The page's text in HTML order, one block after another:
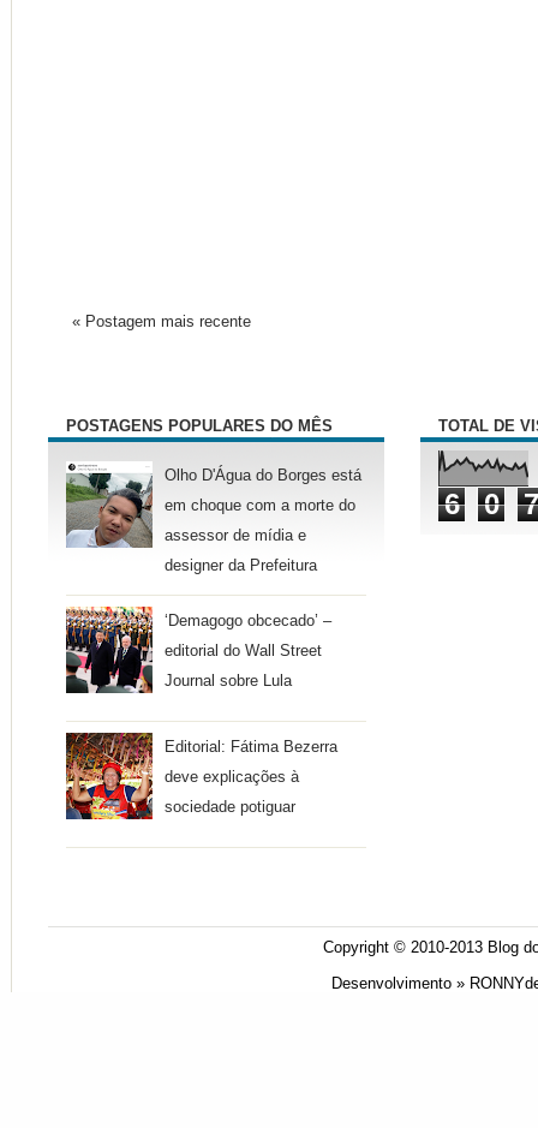
« Postagem mais recente
POSTAGENS POPULARES DO MÊS
Olho D'Água do Borges está
em choque com a morte do
assessor de mídia e
designer da Prefeitura
‘Demagogo obcecado’ –
editorial do Wall Street
Journal sobre Lula
Editorial: Fátima Bezerra
deve explicações à
sociedade potiguar
TOTAL DE
6 0 7
Copyright © 2010-2013 Blog
Desenvolvimento »